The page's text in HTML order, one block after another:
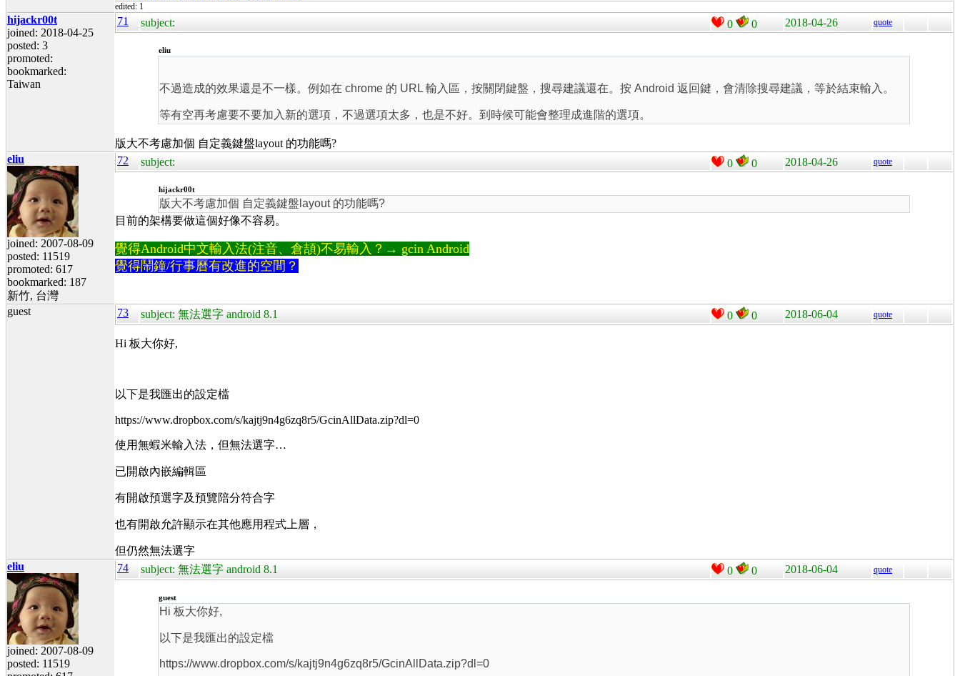
edited: 1
hijackr00t
joined: 2018-04-25
posted: 3
promoted:
bookmarked:
Taiwan
71 subject: 0 0 2018-04-26 quote
eliu
不過造成的效果還是不一樣。例如在 chrome 的 URL 輸入區，按關閉鍵盤，搜尋建議還在。按 Android 返回鍵，會清除搜尋建議，等於結束輸入。
等有空再考慮要不要加入新的選項，不過選項太多，也是不好。到時候可能會整理成進階的選項。
版大不考慮加個 自定義鍵盤layout 的功能嗎?
eliu
joined: 2007-08-09
posted: 11519
promoted: 617
bookmarked: 187
新竹, 台灣
72 subject: 0 0 2018-04-26 quote
hijackr00t
版大不考慮加個 自定義鍵盤layout 的功能嗎?
目前的架構要做這個好像不容易。
覺得Android中文輸入法(注音、倉頡)不易輸入？→ gcin Android
覺得鬧鐘/行事曆有改進的空間？
guest 73 subject: 無法選字 android 8.1 0 0 2018-06-04 quote
Hi 板大你好,
以下是我匯出的設定檔
https://www.dropbox.com/s/kajtj9n4g6zq8r5/GcinAllData.zip?dl=0
使用無蝦米輸入法，但無法選字…
已開啟內嵌編輯區
有開啟預選字及預覽陪分符合字
也有開啟允許顯示在其他應用程式上層，
但仍然無法選字
eliu
joined: 2007-08-09
posted: 11519
74 subject: 無法選字 android 8.1 0 0 2018-06-04 quote
guest
Hi 板大你好,
以下是我匯出的設定檔
https://www.dropbox.com/s/kajtj9n4g6zq8r5/GcinAllData.zip?dl=0